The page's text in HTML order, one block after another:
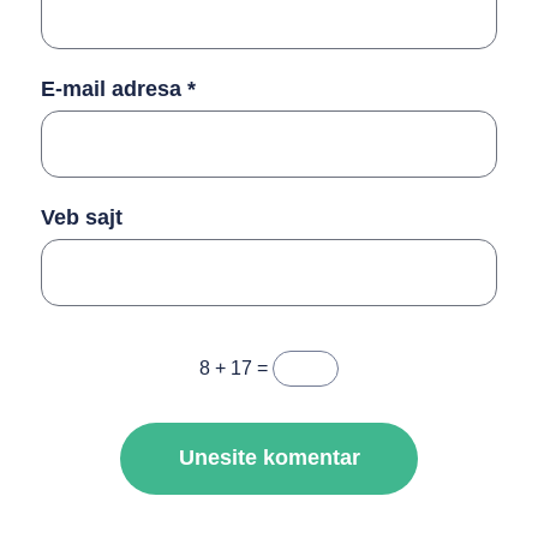
E-mail adresa *
Veb sajt
8 + 17 =